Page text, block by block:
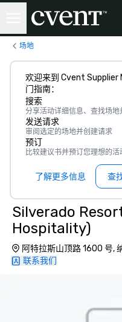
场地
欢迎来到 Cvent Supplier
门指南：
搜索
分享活动详细信息、查找场
发送请求
审阅选定的场地并创建请求
预订
比较建议书并预订您理想的活
了解更多信息 查
Silverado
Hospitality)
阿特拉斯山顶路 1600 号,
联系我们